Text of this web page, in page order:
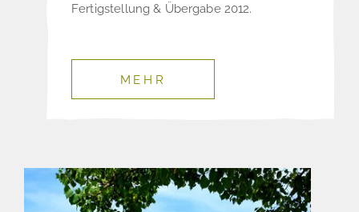
Fertigstellung & Übergabe 2012.
MEHR